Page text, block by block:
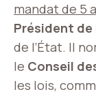
mandat de 5
Président de
de l’État. Il
le Conseil
les lois,